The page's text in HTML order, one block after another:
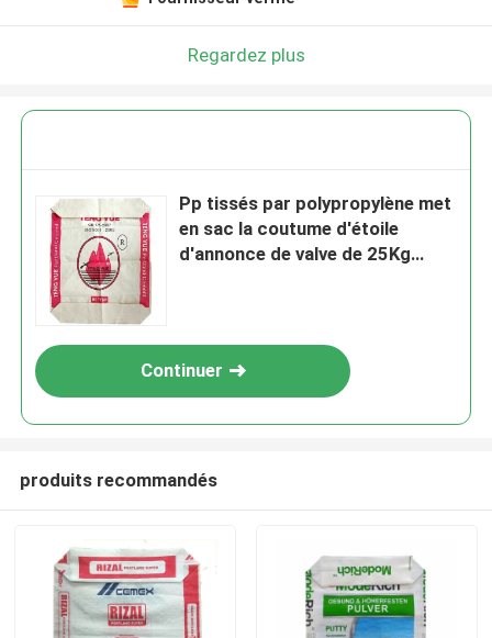
Regardez plus
Pp tissés par polypropylène met
en sac la coutume d'étoile
d'annonce de valve de 25Kg
Continuer
produits recommandés